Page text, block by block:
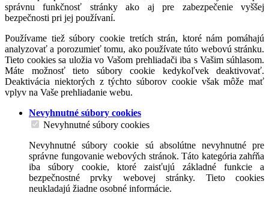
správnu funkčnosť stránky ako aj pre zabezpečenie vyššej
bezpečnosti pri jej používaní.
Používame tiež súbory cookie tretích strán, ktoré nám pomáhajú
analyzovať a porozumieť tomu, ako používate túto webovú stránku.
Tieto cookies sa uložia vo Vašom prehliadači iba s Vašim súhlasom.
Máte možnosť tieto súbory cookie kedykoľvek deaktivovať.
Deaktivácia niektorých z týchto súborov cookie však môže mať
vplyv na Vaše prehliadanie webu.
Nevyhnutné súbory cookies
Nevyhnutné súbory cookies
Nevyhnutné súbory cookie sú absolútne nevyhnutné pre
správne fungovanie webových stránok. Táto kategória zahŕňa
iba súbory cookie, ktoré zaisťujú základné funkcie a
bezpečnostné prvky webovej stránky. Tieto cookies
neukladajú žiadne osobné informácie.